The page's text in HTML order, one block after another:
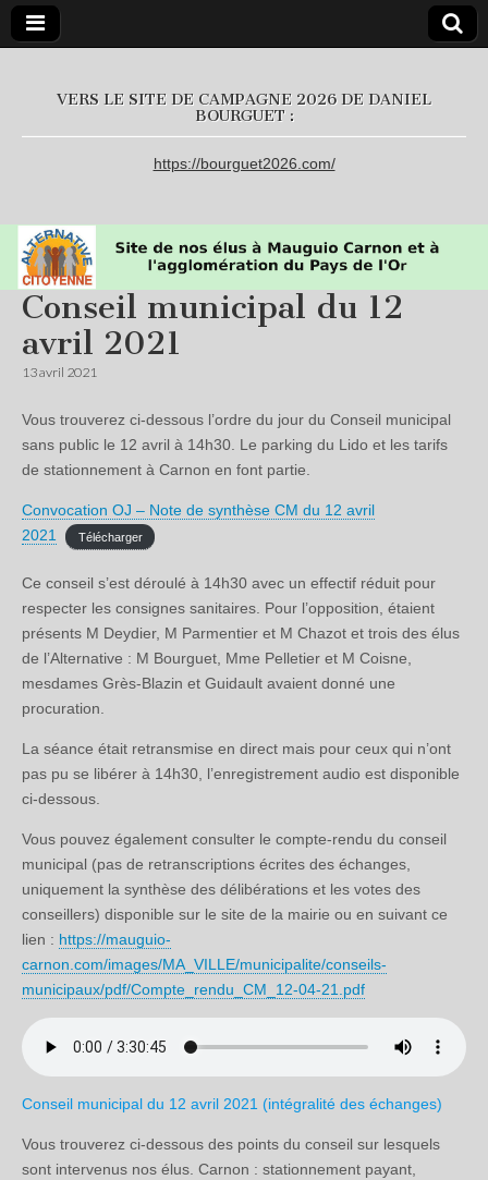
L'Alternative
Citoyenne
VERS LE SITE DE CAMPAGNE 2026 DE DANIEL
BOURGUET :
https://bourguet2026.com/
Conseil municipal du 12
avril 2021
13 avril 2021
Vous trouverez ci-dessous l’ordre du jour du Conseil municipal
sans public le 12 avril à 14h30. Le parking du Lido et les tarifs
de stationnement à Carnon en font partie.
Convocation OJ – Note de synthèse CM du 12 avril
2021
Télécharger
Ce conseil s’est déroulé à 14h30 avec un effectif réduit pour
respecter les consignes sanitaires. Pour l’opposition, étaient
présents M Deydier, M Parmentier et M Chazot et trois des élus
de l’Alternative : M Bourguet, Mme Pelletier et M Coisne,
mesdames Grès-Blazin et Guidault avaient donné une
procuration.
La séance était retransmise en direct mais pour ceux qui n’ont
pas pu se libérer à 14h30, l’enregistrement audio est disponible
ci-dessous.
Vous pouvez également consulter le compte-rendu du conseil
municipal (pas de retranscriptions écrites des échanges,
uniquement la synthèse des délibérations et les votes des
conseillers) disponible sur le site de la mairie ou en suivant ce
lien : https://mauguio-
carnon.com/images/MA_VILLE/municipalite/conseils-
municipaux/pdf/Compte_rendu_CM_12-04-21.pdf
Conseil municipal du 12 avril 2021 (intégralité des échanges)
Vous trouverez ci-dessous des points du conseil sur lesquels
sont intervenus nos élus. Carnon : stationnement payant,